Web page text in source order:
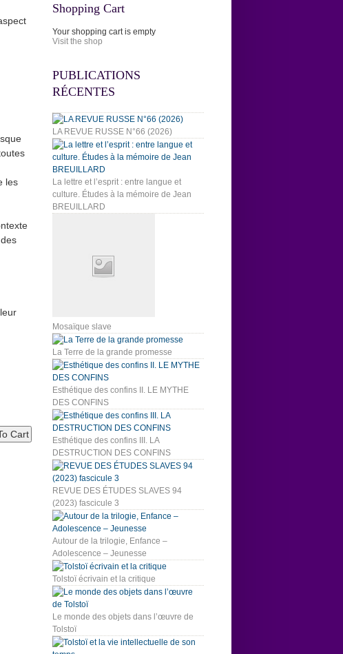
les
Shopping Cart
Your shopping cart is empty
Visit the shop
PUBLICATIONS
RÉCENTES
LA REVUE RUSSE N°66 (2026)
La lettre et l’esprit : entre langue et
culture. Études à la mémoire de Jean
BREUILLARD
Mosaïque slave
La Terre de la grande promesse
Esthétique des confins II. LE MYTHE
DES CONFINS
Esthétique des confins III. LA
DESTRUCTION DES CONFINS
REVUE DES ÉTUDES SLAVES 94
(2023) fascicule 3
Autour de la trilogie, Enfance –
Adolescence – Jeunesse
Tolstoï écrivain et la critique
Le monde des objets dans l’œuvre de
Tolstoï